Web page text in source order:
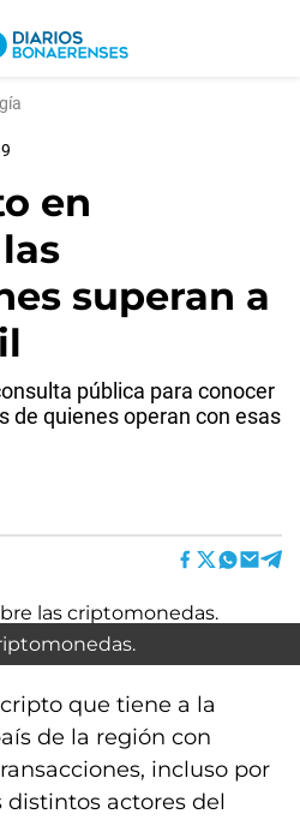
en
superan a
pública para conocer
de quienes operan con esas
que tiene a la
de la región con
incluso por
distintos actores del